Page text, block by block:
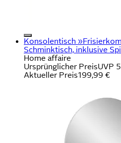
Konsolentisch
Schminktisch, inklusive
Home affaire
Ursprünglicher PreisUVP
Aktueller Preis199,99 €